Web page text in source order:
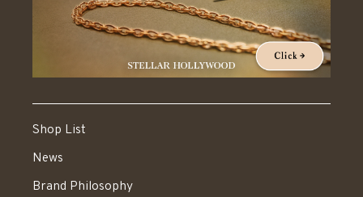
Shop List
News
Brand Philosophy